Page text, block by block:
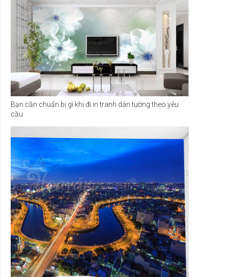
Bạn cần chuẩn bị gì khi đi in tranh dán tường theo yêu
cầu